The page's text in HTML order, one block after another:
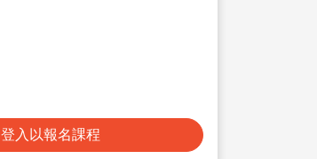
登入以報名課程